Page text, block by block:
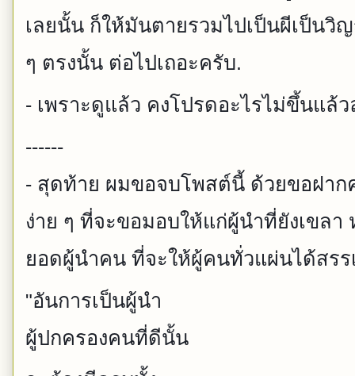
เลยนั้น ก็ให้มันตายรวมไปเป็นผีเป็นวิ
ๆ ตรงนั้น ต่อไปเถอะครับ.
- เพราะดูแล้ว คงโปรดอะไรไม่ขึ้นแล้
------
- สุดท้าย ผมขอจบโพสต์นี้ ด้วยขอฝา
ง่าย ๆ ที่จะขอมอบให้แก่ผู้นำที่ยังเขล
ยอดผู้นำคน ที่จะให้ผู้คนทั่วแผ่นได้สรร
"อันการเป็นผู้นำ
ผู้ปกครองคนที่ดีนั้น